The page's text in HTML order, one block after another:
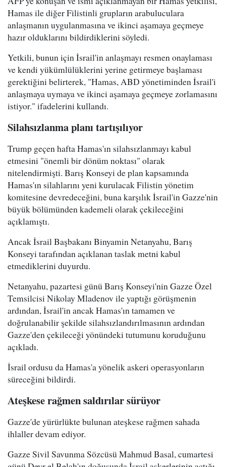
Hamas ile diğer Filistinli grupların arabuluculara
anlaşmanın uygulanmasına ve ikinci aşamaya geçmeye
hazır olduklarını bildirdiklerini söyledi.
Yetkili, bunun için İsrail'in anlaşmayı resmen onaylaması
ve kendi yükümlülüklerini yerine getirmeye başlaması
gerektiğini belirterek, "Hamas, ABD yönetiminden İsrail'i
anlaşmaya uymaya ve ikinci aşamaya geçmeye zorlamasını
istiyor." ifadelerini kullandı.
Silahsızlanma planı tartışılıyor
Trump geçen hafta Hamas'ın silahsızlanmayı kabul
etmesini "önemli bir dönüm noktası" olarak
nitelendirmişti. Barış Konseyi de plan kapsamında
Hamas'ın silahlarını yeni kurulacak Filistin yönetim
komitesine devredeceğini, buna karşılık İsrail'in Gazze'nin
büyük bölümünden kademeli olarak çekileceğini
açıklamıştı.
Ancak İsrail Başbakanı Binyamin Netanyahu, Barış
Konseyi tarafından açıklanan taslak metni kabul
etmediklerini duyurdu.
Netanyahu, pazartesi günü Barış Konseyi'nin Gazze Özel
Temsilcisi Nikolay Mladenov ile yaptığı görüşmenin
ardından, İsrail'in ancak Hamas'ın tamamen ve
doğrulanabilir şekilde silahsızlandırılmasının ardından
Gazze'den çekileceği yönündeki tutumunu koruduğunu
açıkladı.
İsrail ordusu da Hamas'a yönelik askeri operasyonların
süreceğini bildirdi.
Ateşkese rağmen saldırılar sürüyor
Gazze'de yürürlükte bulunan ateşkese rağmen sahada
ihlaller devam ediyor.
Gazze Sivil Savunma Sözcüsü Mahmud Basal, cumartesi